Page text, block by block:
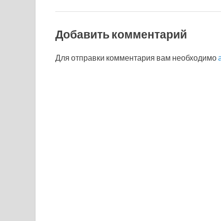
Добавить комментарий
Для отправки комментария вам необходимо